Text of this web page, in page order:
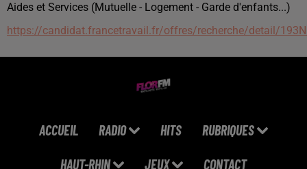
Aides et Services (Mutuelle - Logement - Garde d'enfants...)
https://candidat.francetravail.fr/offres/recherche/detail/
ACCUEIL RADIO HITS RUBRIQUES
HAUT-RHIN JEUX CONTACT